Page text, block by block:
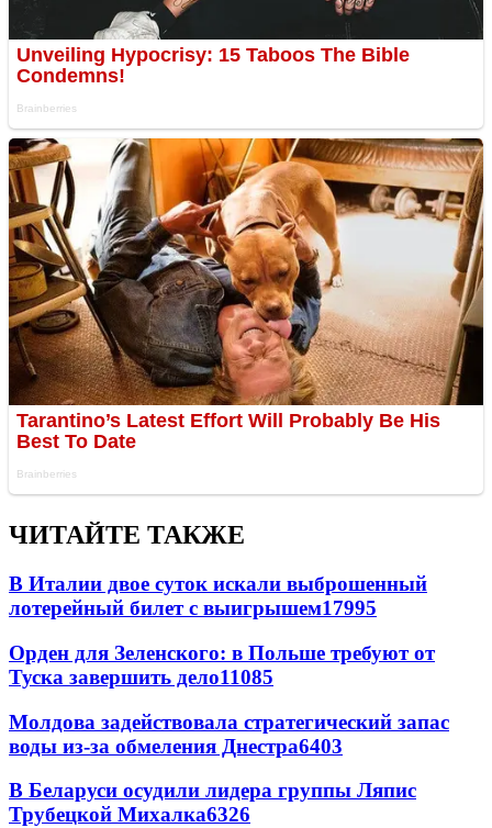
ЧИТАЙТЕ ТАКЖЕ
В Италии двое суток искали выброшенный
лотерейный билет с выигрышем17995
Орден для Зеленского: в Польше требуют от
Туска завершить дело11085
Молдова задействовала стратегический запас
воды из-за обмеления Днестра6403
В Беларуси осудили лидера группы Ляпис
Трубецкой Михалка6326